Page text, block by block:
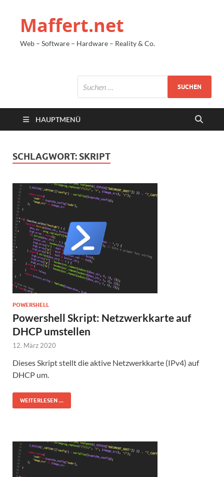
Maffert.net
Web – Software – Hardware – Reality & Co.
HAUPTMENÜ
SCHLAGWORT: SKRIPT
POWERSHELL
Powershell Skript: Netzwerkkarte auf
DHCP umstellen
12. März 2020
Dieses Skript stellt die aktive Netzwerkkarte (IPv4) auf
DHCP um.
WEITERLESEN ...